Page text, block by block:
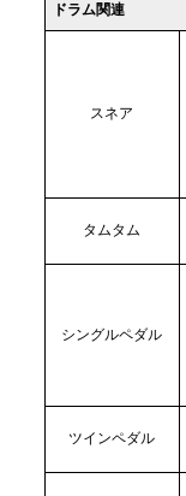
ドラム関連
スネア
タムタム
シングルペダル
ツインペダル